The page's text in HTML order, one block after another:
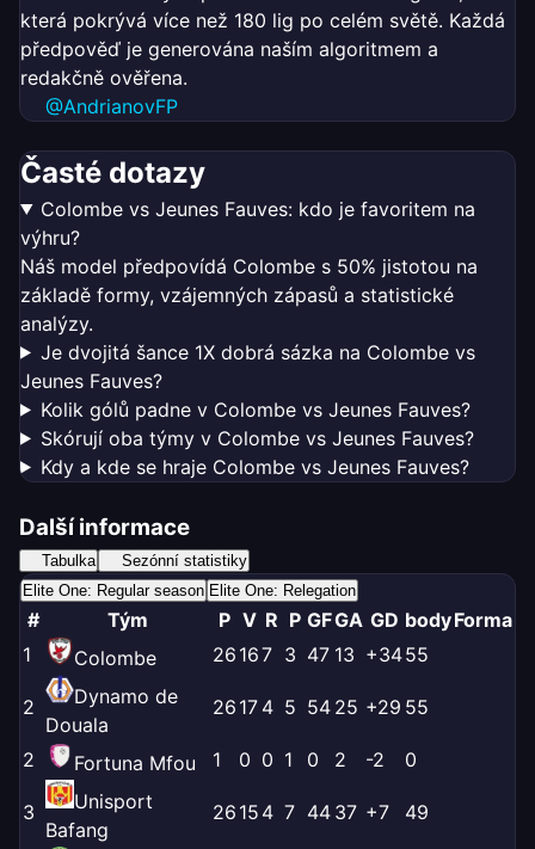
která pokrývá více než 180 lig po celém světě. Každá
předpověď je generována naším algoritmem a
redakčně ověřena.
@AndrianovFP
Časté dotazy
Colombe vs Jeunes Fauves: kdo je favoritem na
výhru?
Náš model předpovídá Colombe s 50% jistotou na
základě formy, vzájemných zápasů a statistické
analýzy.
Je dvojitá šance 1X dobrá sázka na Colombe vs
Jeunes Fauves?
Kolik gólů padne v Colombe vs Jeunes Fauves?
Skórují oba týmy v Colombe vs Jeunes Fauves?
Kdy a kde se hraje Colombe vs Jeunes Fauves?
Další informace
Tabulka
Sezónní statistiky
Elite One: Regular season Elite One: Relegation
# Tým P V R P GFGA GD bodyForma
1
Colombe 26 167 3 47 13 +3455
2
Dynamo de
Douala
26 17 4 5 54 25 +29 55
2 Fortuna Mfou 1 0 0 1 0 2 -2 0
3
Unisport
Bafang
26 15 4 7 44 37 +7 49